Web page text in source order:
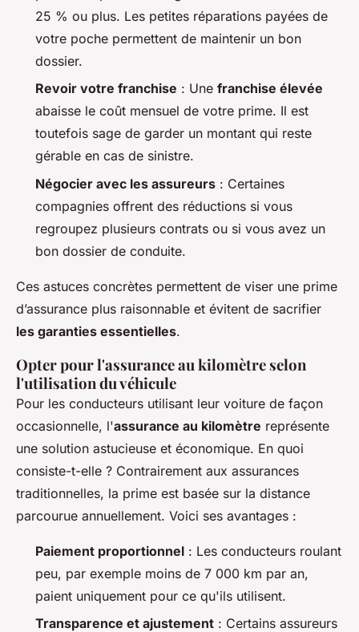
25 % ou plus. Les petites réparations payées de
votre poche permettent de maintenir un bon
dossier.
Revoir votre franchise : Une franchise élevée
abaisse le coût mensuel de votre prime. Il est
toutefois sage de garder un montant qui reste
gérable en cas de sinistre.
Négocier avec les assureurs : Certaines
compagnies offrent des réductions si vous
regroupez plusieurs contrats ou si vous avez un
bon dossier de conduite.
Ces astuces concrètes permettent de viser une prime
d’assurance plus raisonnable et évitent de sacrifier
les garanties essentielles.
Opter pour l'assurance au kilomètre selon
l'utilisation du véhicule
Pour les conducteurs utilisant leur voiture de façon
occasionnelle, l'assurance au kilomètre représente
une solution astucieuse et économique. En quoi
consiste-t-elle ? Contrairement aux assurances
traditionnelles, la prime est basée sur la distance
parcourue annuellement. Voici ses avantages :
Paiement proportionnel : Les conducteurs roulant
peu, par exemple moins de 7 000 km par an,
paient uniquement pour ce qu'ils utilisent.
Transparence et ajustement : Certains assureurs